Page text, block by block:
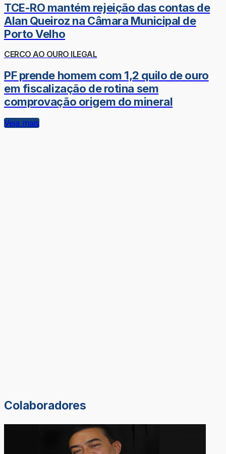
TCE-RO mantém rejeição das contas de
Alan Queiroz na Câmara Municipal de
Porto Velho
CERCO AO OURO ILEGAL
PF prende homem com 1,2 quilo de ouro
em fiscalização de rotina sem
comprovação origem do mineral
Veja mais
Colaboradores